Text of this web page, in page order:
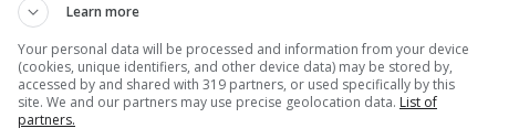
pessime notizie per
svelato
Learn more
Your personal data will be processed and information from your device
(cookies, unique identifiers, and other device data) may be stored by,
accessed by and shared with 319 partners, or used specifically by this
site. We and our partners may use precise geolocation data. List of
partners.